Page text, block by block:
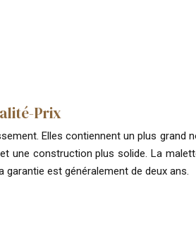
Prix
Elles contiennent un plus grand
construction plus solide. La
est généralement de deux ans.